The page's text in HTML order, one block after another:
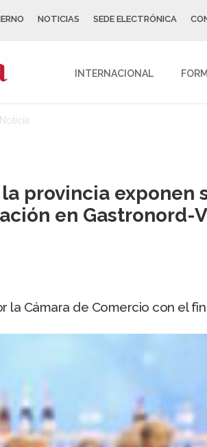
NOTICIAS SEDE ELECTRÓNICA
INTERNACIONAL
Noticia
provincia
en Gastronord-
la Cámara de Comercio con el